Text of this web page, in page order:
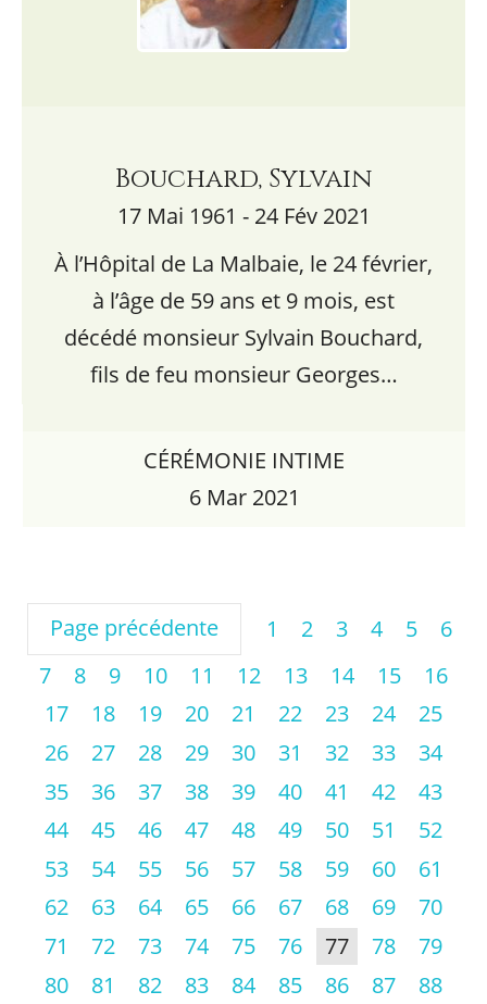
Bouchard, Sylvain
17 Mai 1961 - 24 Fév 2021
À l’Hôpital de La Malbaie, le 24 février,
à l’âge de 59 ans et 9 mois, est
décédé monsieur Sylvain Bouchard,
fils de feu monsieur Georges…
CÉRÉMONIE INTIME
6 Mar 2021
Page précédente 1 2 3 4 5
6
7
8 9 10 11 12 13 14 15
16
17
18 19 20 21 22 23 24
25
26
27 28 29 30 31 32 33
34
35
36 37 38 39 40 41 42
43
44
45 46 47 48 49 50 51
52
53
54 55 56 57 58 59 60
61
62
63 64 65 66 67 68 69
70
71
72 73 74 75 76 77 78
79
80
81 82 83 84 85 86 87
88